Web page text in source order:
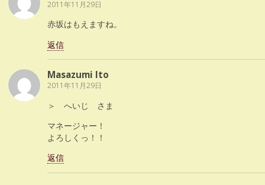
2011年11月29日
赤坂はもえますね。
返信
Masazumi Ito
2011年11月29日
＞ へいじ さま
マネージャー！
よろしくっ！！
返信